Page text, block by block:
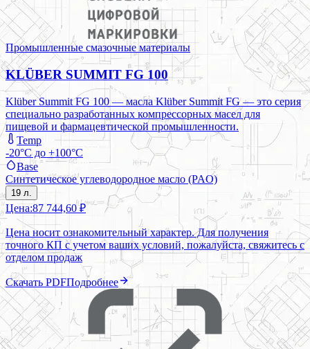
Промышленные смазочные материалы
KLÜBER SUMMIT FG 100
Klüber Summit FG 100 — масла Klüber Summit FG — это серия
специально разработанных компрессорных масел для
пищевой и фармацевтической промышленности.
Temp
-20°C до +100°C
Base
Синтетическое углеводородное масло (PAO)
19 л.
Цена:87 744,60 ₽
Цена носит ознакомительный характер. Для получения
точного КП с учетом ваших условий, пожалуйста, свяжитесь с
отделом продаж
Скачать PDFПодробнее